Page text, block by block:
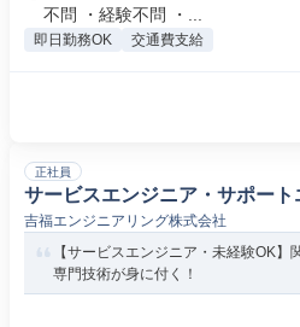
不問 ・経験不問 ・...
即日勤務OK 交通費支給
正社員
サービスエンジニア・サポート
吉福エンジニアリング株式会社
【サービスエンジニア・未経験OK
専門技術が身に付く！